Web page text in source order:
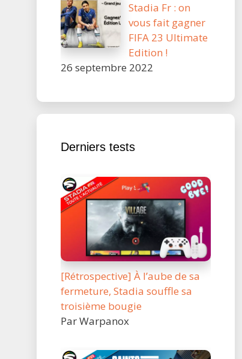
Stadia Fr : on
vous fait gagner
FIFA 23 Ultimate
Edition !
26 septembre 2022
Derniers tests
[Rétrospective] À l’aube de sa
fermeture, Stadia souffle sa
troisième bougie
Par Warpanox